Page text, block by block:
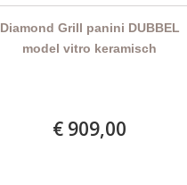
Diamond Grill panini DUBBEL
model vitro keramisch
€ 909,00